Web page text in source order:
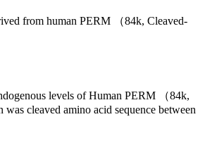
from human PERM （84k, Cleaved-
levels of Human PERM （84k,
was cleaved amino acid sequence between